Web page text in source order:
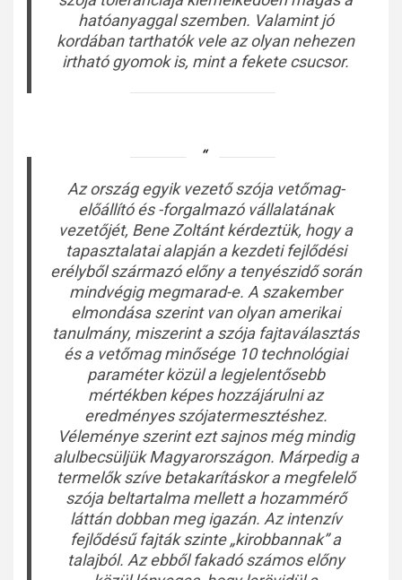
hatóanyaggal szemben. Valamint jó
kordában tarthatók vele az olyan nehezen
irtható gyomok is, mint a fekete csucsor.
Az ország egyik vezető szója vetőmag-
előállító és -forgalmazó vállalatának
vezetőjét, Bene Zoltánt kérdeztük, hogy a
tapasztalatai alapján a kezdeti fejlődési
erélyből származó előny a tenyészidő során
mindvégig megmarad-e. A szakember
elmondása szerint van olyan amerikai
tanulmány, miszerint a szója fajtaválasztás
és a vetőmag minősége 10 technológiai
paraméter közül a legjelentősebb
mértékben képes hozzájárulni az
eredményes szójatermesztéshez.
Véleménye szerint ezt sajnos még mindig
alulbecsüljük Magyarországon. Márpedig a
termelők szíve betakarításkor a megfelelő
szója beltartalma mellett a hozammérő
láttán dobban meg igazán. Az intenzív
fejlődésű fajták szinte „kirobbannak” a
talajból. Az ebből fakadó számos előny